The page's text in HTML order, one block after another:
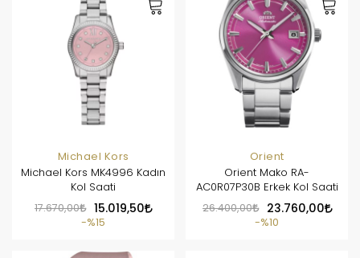
Michael Kors
Michael Kors MK4996 Kadın
Kol Saati
17.670,00
15.019,50
%15
Orient
Orient Mako RA-
AC0R07P30B Erkek Kol Saati
26.400,00
23.760,00
%10